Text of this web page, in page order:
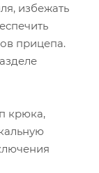
избежать
прицепа.
крюка,